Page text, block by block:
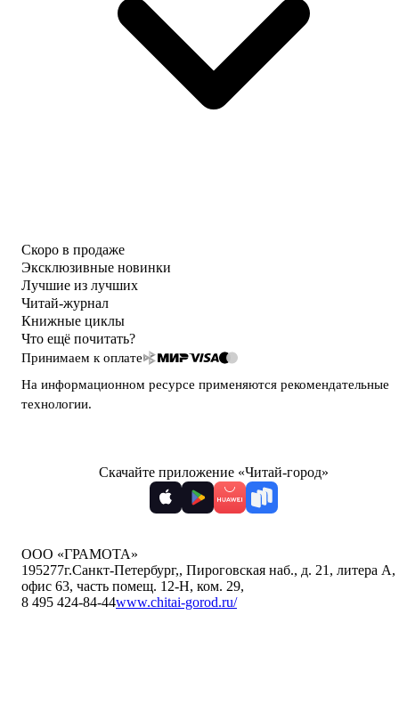
Скоро в продаже
Эксклюзивные новинки
Лучшие из лучших
Читай-журнал
Книжные циклы
Что ещё почитать?
Принимаем к оплате
На информационном ресурсе применяются рекомендательные
технологии.
Скачайте приложение «Читай-город»
ООО «ГРАМОТА»
195277г.Санкт-Петербург,, Пироговская наб., д. 21, литера А,
офис 63, часть помещ. 12-Н, ком. 29,
8 495 424-84-44www.chitai-gorod.ru/